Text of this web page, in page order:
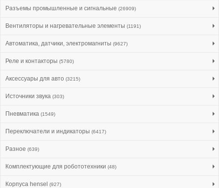
Разъемы промышленные и сигнальные (26909)
Вентиляторы и нагревательные элементы (1191)
Автоматика, датчики, электромагниты (9627)
Реле и контакторы (5780)
Аксессуары для авто (3215)
Источники звука (303)
Пневматика (1549)
Переключатели и индикаторы (6417)
Разное (639)
Комплектующие для робототехники (48)
Корпуса hensel (927)